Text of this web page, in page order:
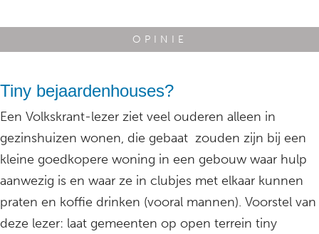
OPINIE
Tiny bejaardenhouses?
Een Volkskrant-lezer ziet veel ouderen alleen in
gezinshuizen wonen, die gebaat zouden zijn bij een
kleine goedkopere woning in een gebouw waar hulp
aanwezig is en waar ze in clubjes met elkaar kunnen
praten en koffie drinken (vooral mannen). Voorstel van
deze lezer: laat gemeenten op open terrein tiny